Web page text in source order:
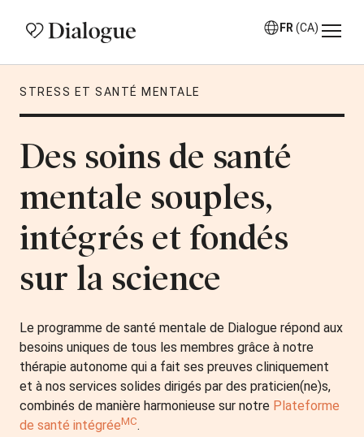
FR (CA)
STRESS ET SANTÉ MENTALE
Des soins de santé
mentale souples,
intégrés et fondés
sur la science
Le programme de santé mentale de Dialogue répond aux
besoins uniques de tous les membres grâce à notre
thérapie autonome qui a fait ses preuves cliniquement
et à nos services solides dirigés par des praticien(ne)s,
combinés de manière harmonieuse sur notre Plateforme
de santé intégréeMC.